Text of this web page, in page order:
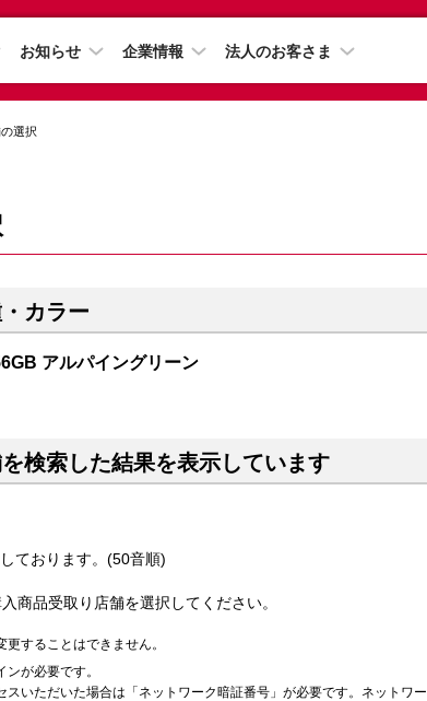
お知らせ 企業情報 法人のお客さま
選択
カラー
アルパイングリーン
検索した結果を表示しています
ております。(50音順)
商品受取り店舗を選択してください。
することはできません。
が必要です。
スいただいた場合は「ネットワーク暗証番号」が必要です。ネットワ